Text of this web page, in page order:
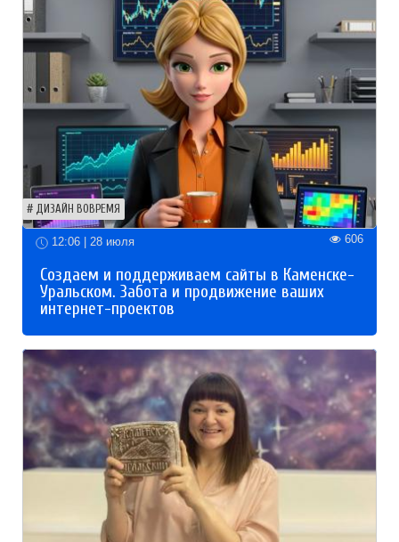
ДИЗАЙН ВОВРЕМЯ
12:06 | 28 июля 606
Создаем и поддерживаем сайты в Каменске-
Уральском. Забота и продвижение ваших
интернет-проектов